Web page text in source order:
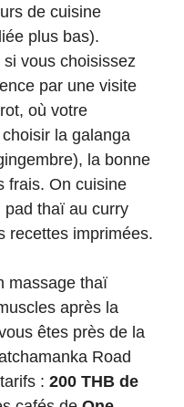
de cuisine
plus bas).
vous choisissez
par une visite
où votre
la galanga
la bonne
frais. On cuisine
pad thaï au curry
recettes imprimées.
massage thaï
après la
êtes près de la
Road
: 200 THB de